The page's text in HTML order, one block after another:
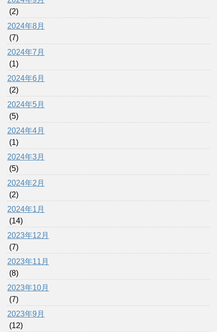
(2)
2024年8月
(7)
2024年7月
(1)
2024年6月
(2)
2024年5月
(5)
2024年4月
(1)
2024年3月
(5)
2024年2月
(2)
2024年1月
(14)
2023年12月
(7)
2023年11月
(8)
2023年10月
(7)
2023年9月
(12)